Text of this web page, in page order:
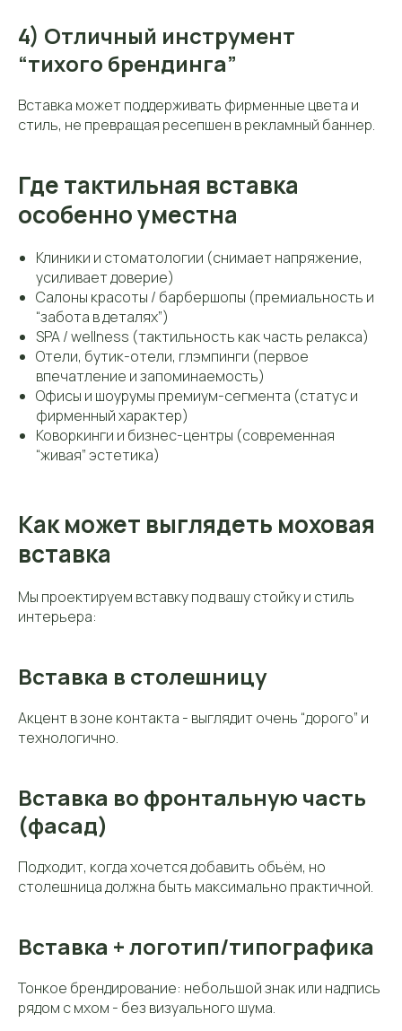
4) Отличный инструмент
“тихого брендинга”
Вставка может поддерживать фирменные цвета и
стиль, не превращая ресепшен в рекламный баннер.
Где тактильная вставка
особенно уместна
Клиники и стоматологии (снимает напряжение,
усиливает доверие)
Салоны красоты / барбершопы (премиальность и
“забота в деталях”)
SPA / wellness (тактильность как часть релакса)
Отели, бутик-отели, глэмпинги (первое
впечатление и запоминаемость)
Офисы и шоурумы премиум-сегмента (статус и
фирменный характер)
Коворкинги и бизнес-центры (современная
“живая” эстетика)
Как может выглядеть моховая
вставка
Мы проектируем вставку под вашу стойку и стиль
интерьера:
Вставка в столешницу
Акцент в зоне контакта - выглядит очень “дорого” и
технологично.
Вставка во фронтальную часть
(фасад)
Подходит, когда хочется добавить объём, но
столешница должна быть максимально практичной.
Вставка + логотип/типографика
Тонкое брендирование: небольшой знак или надпись
рядом с мхом - без визуального шума.